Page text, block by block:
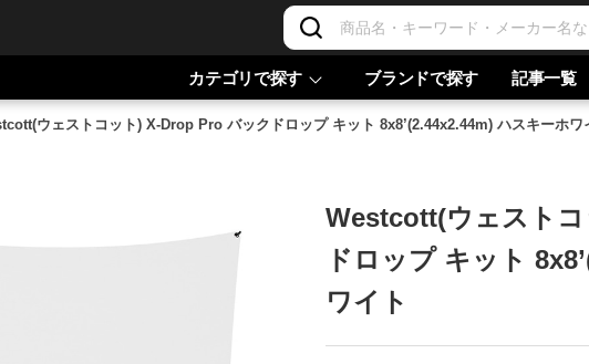
カテゴリで探す ブランドで探す 記事一覧
ウェストコット) X-Drop Pro バックドロップ キット 8x8’(2.44x2.44m) ハスキーホワ
Westcott(ウェスト
ドロップ キット
ワイト